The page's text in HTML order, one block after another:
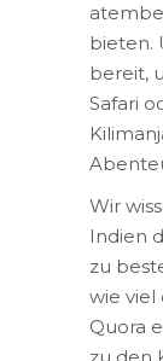
bieten.
bereit,
Safari
Wir
Indien
zu
wie viel
Quora